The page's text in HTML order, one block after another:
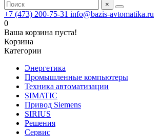
×
+7 (473) 200-75-31 info@bazis-avtomatika.ru
0
Ваша корзина пуста!
Корзина
Категории
Энергетика
Промышленные компьютеры
Техника автоматизации
SIMATIC
Привод Siemens
SIRIUS
Решения
Сервис